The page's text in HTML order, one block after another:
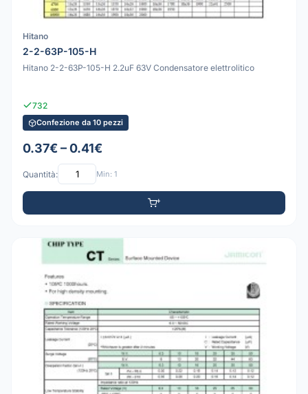
Hitano
2-2-63P-105-H
Hitano 2-2-63P-105-H 2.2uF 63V Condensatore elettrolitico
732
Confezione da 10 pezzi
0.37€ – 0.41€
Quantità: Min: 1